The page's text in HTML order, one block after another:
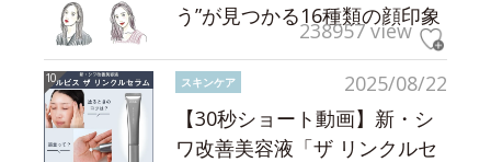
う”が見つかる16種類の顔印象
238957 view
2025/08/22
スキンケア
【30秒ショート動画】新・シ
ワ改善美容液「ザ リンクルセ